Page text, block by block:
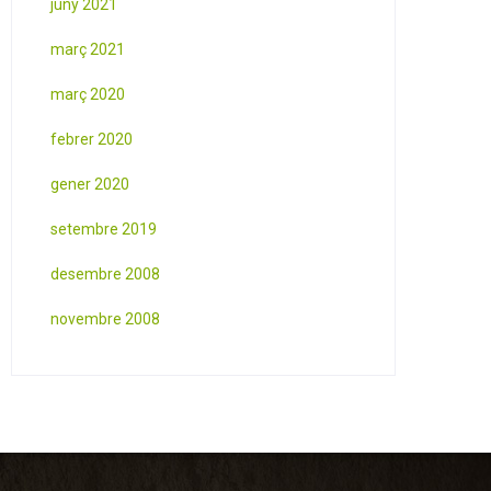
juny 2021
març 2021
març 2020
febrer 2020
gener 2020
setembre 2019
desembre 2008
novembre 2008